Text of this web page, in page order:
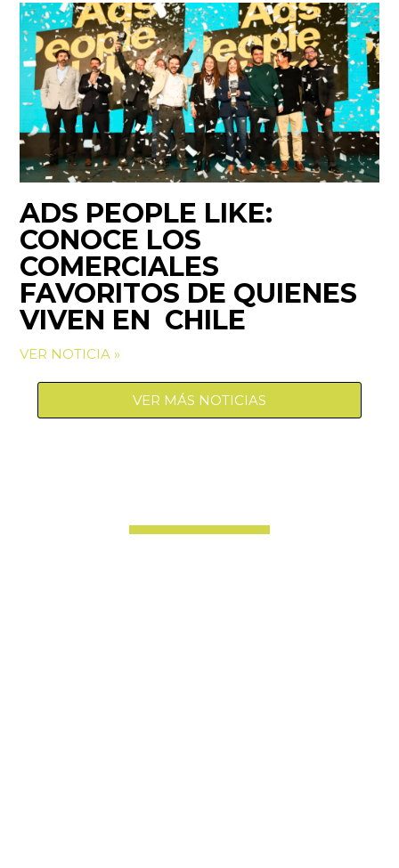
ADS PEOPLE LIKE:
CONOCE LOS
COMERCIALES
FAVORITOS DE QUIENES
VIVEN EN CHILE
VER NOTICIA »
VER MÁS NOTICIAS